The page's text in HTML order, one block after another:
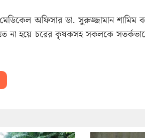
অফিসার ডা. সুরুজ্জামান শামিম
না হয়ে চরের কৃষকসহ সকলকে